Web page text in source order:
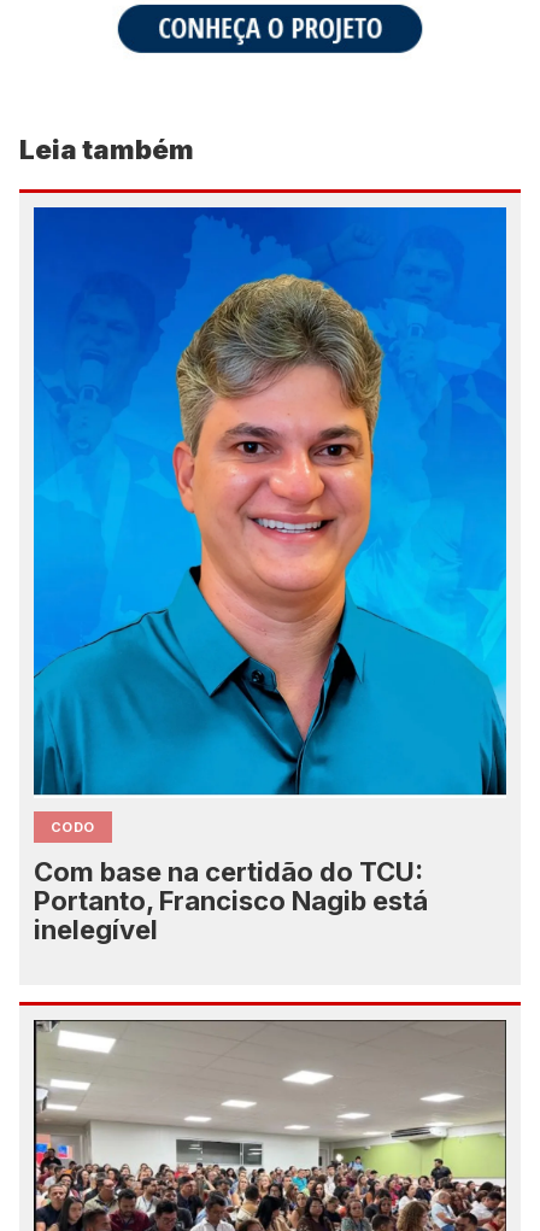
Leia também
CODO
Com base na certidão do TCU:
Portanto, Francisco Nagib está
inelegível